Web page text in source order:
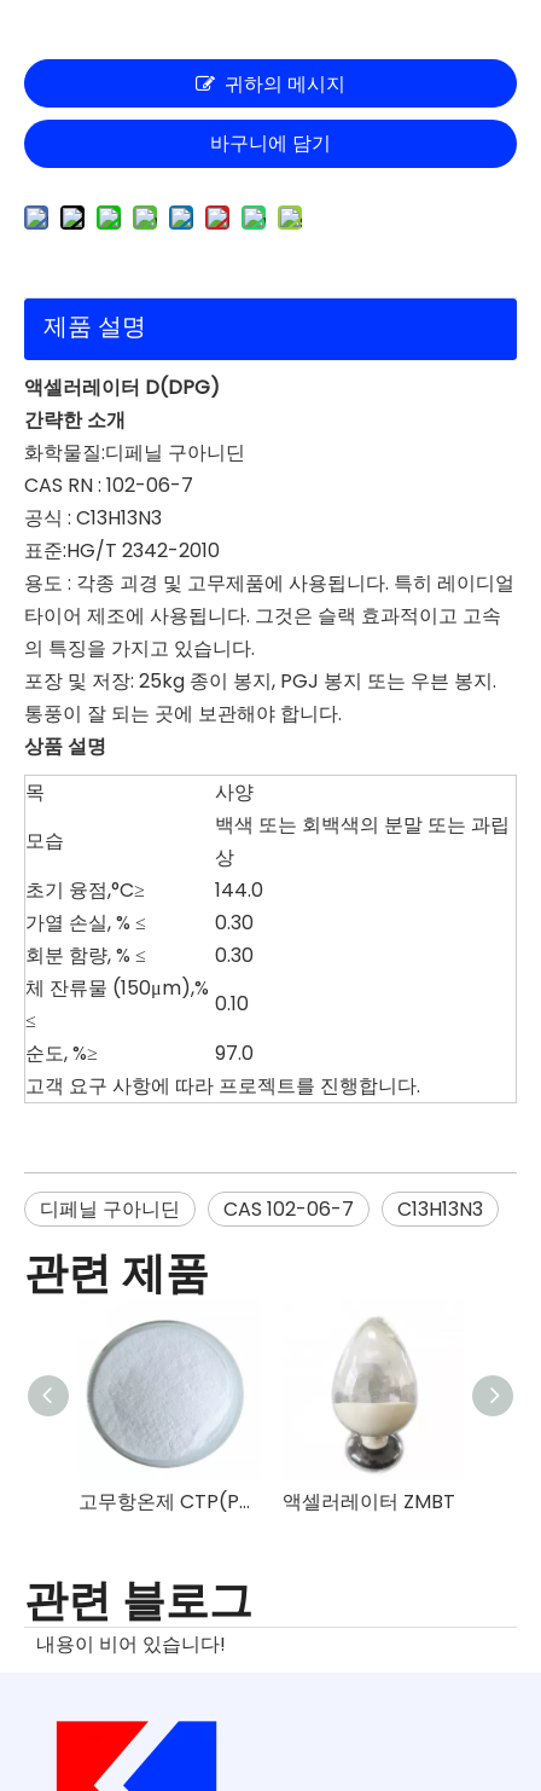
귀하의 메시지
바구니에 담기
제품 설명
액셀러레이터 D(DPG)
간략한 소개
화학물질:디페닐 구아니딘
CAS RN : 102-06-7
공식 : C13H13N3
표준:HG/T 2342-2010
용도 : 각종 괴경 및 고무제품에 사용됩니다. 특히 레이디얼
타이어 제조에 사용됩니다. 그것은 슬랙 효과적이고 고속
의 특징을 가지고 있습니다.
포장 및 저장: 25kg 종이 봉지, PGJ 봉지 또는 우븐 봉지.
통풍이 잘 되는 곳에 보관해야 합니다.
상품 설명
목
사양
모습
백색 또는 회백색의 분말 또는 과립
상
초기 융점,°C≥
144.0
가열 손실, % ≤
0.30
회분 함량, % ≤
0.30
체 잔류물 (150μm),%
≤
0.10
순도, %≥
97.0
고객 요구 사항에 따라 프로젝트를 진행합니다.
디페닐 구아니딘 CAS 102-06-7 C13H13N3
관련 제품
고무항온제 CTP(PVI) 액셀러레이터 ZMBT
관련 블로그
내용이 비어 있습니다!